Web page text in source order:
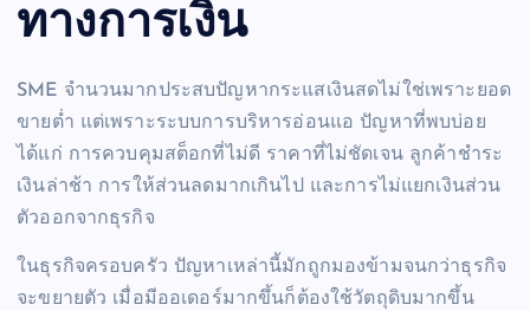
ทางการเงิน
SME จำนวนมากประสบปัญหากระแสเงินสดไม่ใช่เพราะยอด
ขายต่ำ แต่เพราะระบบการบริหารอ่อนแอ ปัญหาที่พบบ่อย
ได้แก่ การควบคุมสต็อกที่ไม่ดี ราคาที่ไม่ชัดเจน ลูกค้าชำระ
เงินล่าช้า การให้ส่วนลดมากเกินไป และการไม่แยกเงินส่วน
ตัวออกจากธุรกิจ
ในธุรกิจครอบครัว ปัญหาเหล่านี้มักถูกมองข้ามจนกว่าธุรกิจ
จะขยายตัว เมื่อมีออเดอร์มากขึ้นก็ต้องใช้วัตถุดิบมากขึ้น